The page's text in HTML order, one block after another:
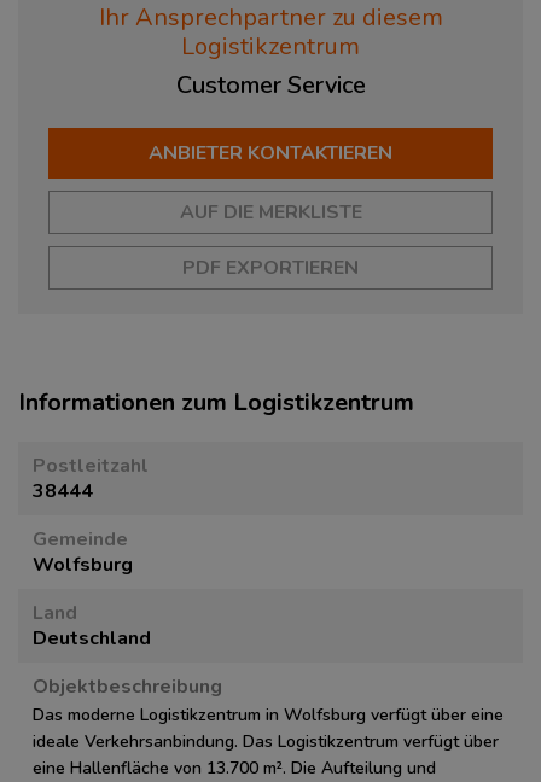
Ihr Ansprechpartner zu diesem
Logistikzentrum
Customer Service
ANBIETER KONTAKTIEREN
AUF DIE MERKLISTE
PDF EXPORTIEREN
Informationen zum Logistikzentrum
Postleitzahl
38444
Gemeinde
Wolfsburg
Land
Deutschland
Objektbeschreibung
Das moderne Logistikzentrum in Wolfsburg verfügt über eine
ideale Verkehrsanbindung. Das Logistikzentrum verfügt über
eine Hallenfläche von 13.700 m². Die Aufteilung und